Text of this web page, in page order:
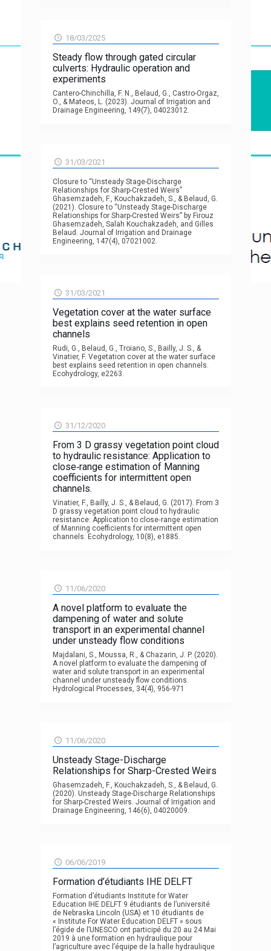
18/03/2025
Steady flow through gated circular
culverts: Hydraulic operation and
experiments
Cantero-Chinchilla, F. N., Belaud, G., Castro-Orgaz,
O., & Mateos, L. (2023). Journal of Irrigation and
Drainage Engineering, 149(7), 04023012.
31/03/2021
Closure to “Unsteady Stage-Discharge
Relationships for Sharp-Crested Weirs”
Ghasemzadeh, F., Kouchakzadeh, S., & Belaud, G.
(2021). Closure to “Unsteady Stage-Discharge
Relationships for Sharp-Crested Weirs” by Firouz
Ghasemzadeh, Salah Kouchakzadeh, and Gilles
Belaud. Journal of Irrigation and Drainage
Engineering, 147(4), 07021002.
31/03/2021
Vegetation cover at the water surface
best explains seed retention in open
channels
Rudi, G., Belaud, G., Troiano, S., Bailly, J. S., &
Vinatier, F. Vegetation cover at the water surface
best explains seed retention in open channels.
Ecohydrology, e2263.
31/12/2020
From 3 D grassy vegetation point cloud
to hydraulic resistance: Application to
close‐range estimation of Manning
coefficients for intermittent open
channels.
Vinatier, F., Bailly, J. S., & Belaud, G. (2017). From 3
D grassy vegetation point cloud to hydraulic
resistance: Application to close‐range estimation
of Manning coefficients for intermittent open
channels. Ecohydrology, 10(8), e1885.
11/06/2020
A novel platform to evaluate the
dampening of water and solute
transport in an experimental channel
under unsteady flow conditions
Majdalani, S., Moussa, R., & Chazarin, J. P. (2020).
A novel platform to evaluate the dampening of
water and solute transport in an experimental
channel under unsteady flow conditions.
Hydrological Processes, 34(4), 956-971
11/06/2020
Unsteady Stage-Discharge
Relationships for Sharp-Crested Weirs
Ghasemzadeh, F., Kouchakzadeh, S., & Belaud, G.
(2020). Unsteady Stage-Discharge Relationships
for Sharp-Crested Weirs. Journal of Irrigation and
Drainage Engineering, 146(6), 04020009.
06/06/2019
Formation d’étudiants IHE DELFT
Formation d’étudiants Institute for Water
Education IHE DELFT 9 étudiants de l’université
de Nebraska Lincoln (USA) et 10 étudiants de
« Institute For Water Education DELFT » sous
l’égide de l’UNESCO ont participé du 20 au 24 Mai
2019 à une formation en hydraulique pour
l’agriculture avec l’équipe de la halle hydraulique